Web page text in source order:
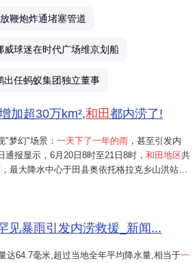
鞭炮炸通堵塞管道
威球迷在时代广场维京划船
出任蚂蚁集团独立董事
加超30万km²,和田 都内涝了!
"梦幻"场景： 一天下了一年的雨 ，甚至引发内
通报显示，6月20日8时至21日8时， 和田地区共
最大降水中心于田县奥依托格拉克乡山洪站降
市的单日降水量则达到64.7毫米，要知道，在正
见暴雨引发内涝救援_新闻...
达64.7毫米,超过当地全年平均降水量,相当于一